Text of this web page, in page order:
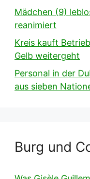
Mädchen (9)
reanimiert
Kreis kauft
Gelb weitergeht
Personal in der
aus sieben
Burg und